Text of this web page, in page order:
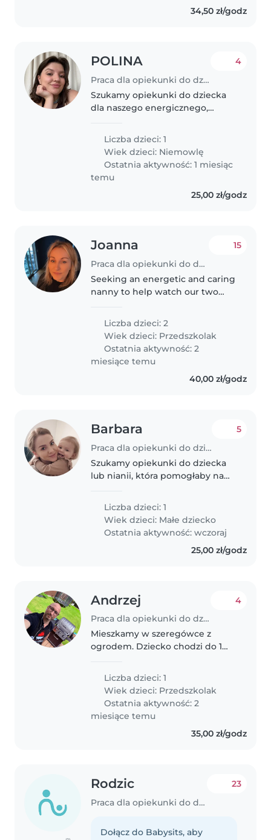
34,50 zł/godz
POLINA
Praca dla opiekunki do dziecka w Białystok
4
Szukamy opiekunki do dziecka
dla naszego energicznego,
malucha. Nasz mały skarb ma 1,7 i
potrzebuje kogoś, kto zrozumie
jego potrzeby i będzie mu
towarzyszyć..
Liczba dzieci: 1
Wiek dzieci: Niemowlę
Ostatnia aktywność: 1 miesiąc
temu
25,00 zł/godz
Joanna
Praca dla opiekunki do dziecka w Białystok
15
Seeking an energetic and caring
nanny to help watch our two
reliable, engaging, and
experienced with children. Light
activities and supervision
needed. Boys..
Liczba dzieci: 2
Wiek dzieci: Przedszkolak
Ostatnia aktywność: 2
miesiące temu
40,00 zł/godz
Barbara
Praca dla opiekunki do dziecka w Białystok
5
Szukamy opiekunki do dziecka
lub nianii, która pomogłaby nam
dziecko to ciekawy, przyjazny i
pełen energii maluch. Szukamy
opiekunki,..
Liczba dzieci: 1
Wiek dzieci: Małe dziecko
Ostatnia aktywność: wczoraj
25,00 zł/godz
Andrzej
Praca dla opiekunki do dziecka w Białystok
4
Mieszkamy w szeregówce z
ogrodem. Dziecko chodzi do 1
oddalonego od domu ok 100 m
Liczba dzieci: 1
Wiek dzieci: Przedszkolak
Ostatnia aktywność: 2
miesiące temu
35,00 zł/godz
Rodzic
Praca dla opiekunki do dziecka w Białystok
23
Dołącz do Babysits, aby